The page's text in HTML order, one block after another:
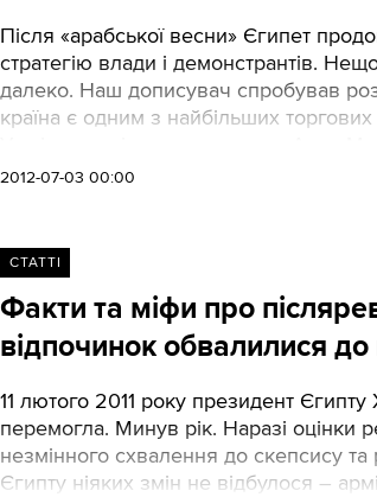
Після «арабської весни» Єгипет
стратегію влади і демонстрантів.
далеко. Наш дописувач спробував
країна є одним з найбільших
2012-07-03 00:00
СТАТТІ
Факти та міфи про
відпочинок обвалилися до
11 лютого 2011 року президент
перемогла. Минув рік. Наразі оцінки
незмінного схвалення до скепсису та
Єгипту ніяких змін не відбулося –